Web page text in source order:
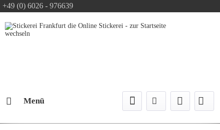
+49 (0) 6026 - 976639
Text-Logo kostenlos
Logo Konfiguration
Menü